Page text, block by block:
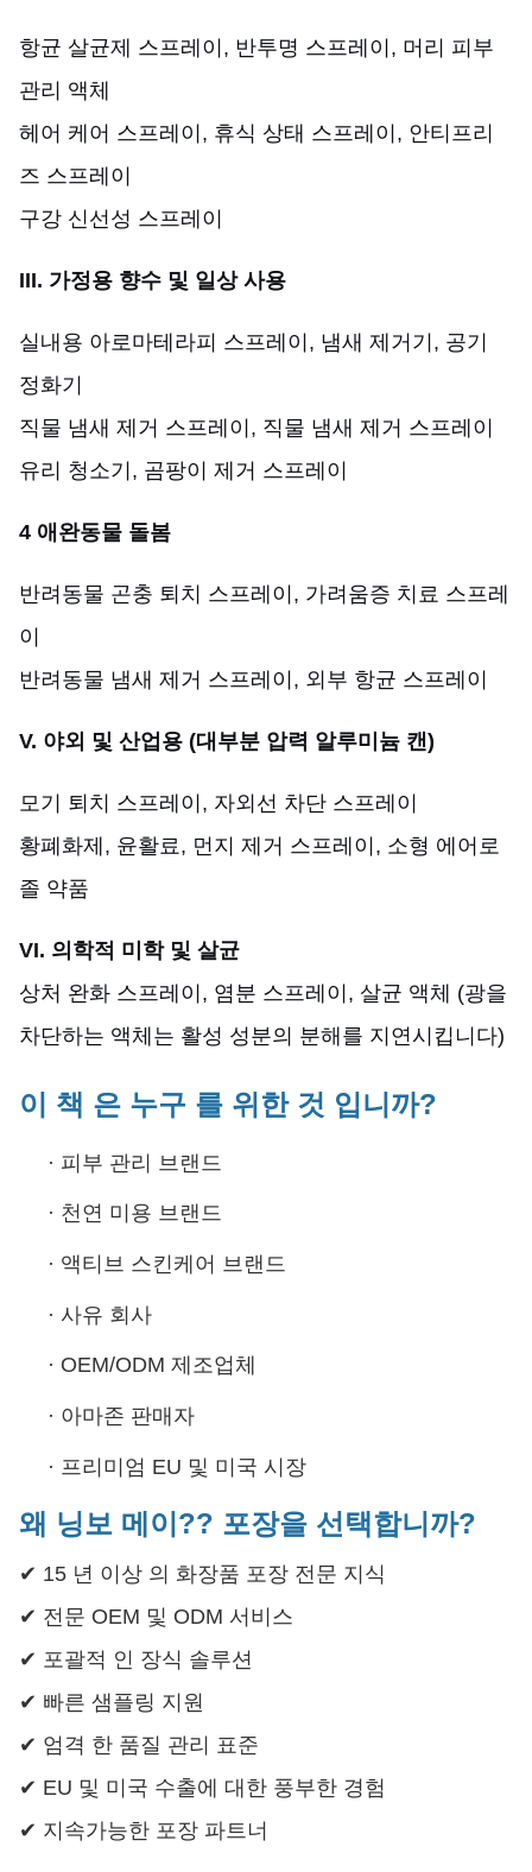
항균 살균제 스프레이, 반투명 스프레이, 머리 피부
관리 액체
헤어 케어 스프레이, 휴식 상태 스프레이, 안티프리
즈 스프레이
구강 신선성 스프레이
III. 가정용 향수 및 일상 사용
실내용 아로마테라피 스프레이, 냄새 제거기, 공기
정화기
직물 냄새 제거 스프레이, 직물 냄새 제거 스프레이
유리 청소기, 곰팡이 제거 스프레이
4 애완동물 돌봄
반려동물 곤충 퇴치 스프레이, 가려움증 치료 스프레
이
반려동물 냄새 제거 스프레이, 외부 항균 스프레이
V. 야외 및 산업용 (대부분 압력 알루미늄 캔)
모기 퇴치 스프레이, 자외선 차단 스프레이
황폐화제, 윤활료, 먼지 제거 스프레이, 소형 에어로
졸 약품
VI. 의학적 미학 및 살균
상처 완화 스프레이, 염분 스프레이, 살균 액체 (광을
차단하는 액체는 활성 성분의 분해를 지연시킵니다)
이 책 은 누구 를 위한 것 입니까?
· 피부 관리 브랜드
· 천연 미용 브랜드
· 액티브 스킨케어 브랜드
· 사유 회사
· OEM/ODM 제조업체
· 아마존 판매자
· 프리미엄 EU 및 미국 시장
왜 닝보 메이?? 포장을 선택합니까?
✔ 15 년 이상 의 화장품 포장 전문 지식
✔ 전문 OEM 및 ODM 서비스
✔ 포괄적 인 장식 솔루션
✔ 빠른 샘플링 지원
✔ 엄격 한 품질 관리 표준
✔ EU 및 미국 수출에 대한 풍부한 경험
✔ 지속가능한 포장 파트너